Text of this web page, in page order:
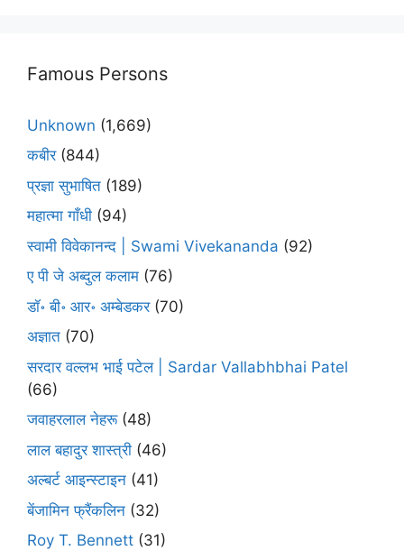
Famous Persons
Unknown (1,669)
कबीर(844)
प्रज्ञा सुभाषित (189)
महात्मा गाँधी (94)
स्वामी विवेकानन्द | Swami Vivekananda (92)
ए पी जे अब्दुल कलाम (76)
डॉ॰ बी॰ आर॰ अम्बेडकर(70)
अज्ञात (70)
सरदार वल्लभ भाई पटेल | Sardar Vallabhbhai Patel
(66)
जवाहरलाल नेहरू(48)
लाल बहादुर शास्त्री (46)
अल्बर्ट आइन्स्टाइन (41)
बेंजामिन फ्रैंकलिन (32)
Roy T. Bennett (31)